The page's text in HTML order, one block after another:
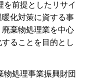
前提としたリサイ
化対策に資する事
棄物処理業を中心
ることを目的とし
処理事業振興財団